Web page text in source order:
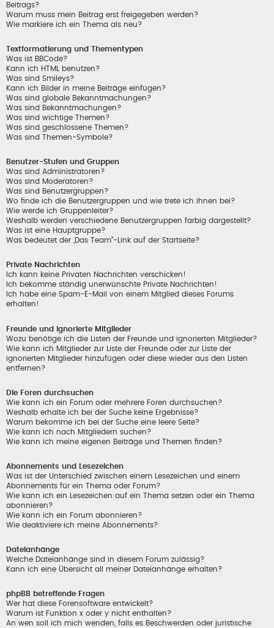
Beitrags?
Warum muss mein Beitrag erst freigegeben werden?
Wie markiere ich ein Thema als neu?
Textformatierung und Thementypen
Was ist BBCode?
Kann ich HTML benutzen?
Was sind Smileys?
Kann ich Bilder in meine Beiträge einfügen?
Was sind globale Bekanntmachungen?
Was sind Bekanntmachungen?
Was sind wichtige Themen?
Was sind geschlossene Themen?
Was sind Themen-Symbole?
Benutzer-Stufen und Gruppen
Was sind Administratoren?
Was sind Moderatoren?
Was sind Benutzergruppen?
Wo finde ich die Benutzergruppen und wie trete ich ihnen bei?
Wie werde ich Gruppenleiter?
Weshalb werden verschiedene Benutzergruppen farbig dargestellt?
Was ist eine Hauptgruppe?
Was bedeutet der „Das Team“-Link auf der Startseite?
Private Nachrichten
Ich kann keine Privaten Nachrichten verschicken!
Ich bekomme ständig unerwünschte Private Nachrichten!
Ich habe eine Spam-E-Mail von einem Mitglied dieses Forums
erhalten!
Freunde und ignorierte Mitglieder
Wozu benötige ich die Listen der Freunde und ignorierten Mitglieder?
Wie kann ich Mitglieder zur Liste der Freunde oder zur Liste der
ignorierten Mitglieder hinzufügen oder diese wieder aus den Listen
entfernen?
Die Foren durchsuchen
Wie kann ich ein Forum oder mehrere Foren durchsuchen?
Weshalb erhalte ich bei der Suche keine Ergebnisse?
Warum bekomme ich bei der Suche eine leere Seite?
Wie kann ich nach Mitgliedern suchen?
Wie kann ich meine eigenen Beiträge und Themen finden?
Abonnements und Lesezeichen
Was ist der Unterschied zwischen einem Lesezeichen und einem
Abonnements für ein Thema oder Forum?
Wie kann ich ein Lesezeichen auf ein Thema setzen oder ein Thema
abonnieren?
Wie kann ich ein Forum abonnieren?
Wie deaktiviere ich meine Abonnements?
Dateianhänge
Welche Dateianhänge sind in diesem Forum zulässig?
Kann ich eine Übersicht all meiner Dateianhänge erhalten?
phpBB betreffende Fragen
Wer hat diese Forensoftware entwickelt?
Warum ist Funktion x oder y nicht enthalten?
An wen soll ich mich wenden, falls es Beschwerden oder juristische